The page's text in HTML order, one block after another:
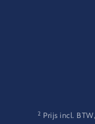
2 Prijs incl.